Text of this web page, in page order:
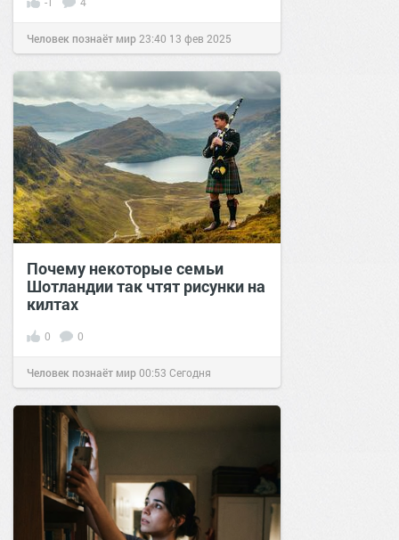
Человек познаёт мир 23:40 13 фев 2025
Почему некоторые семьи
Шотландии так чтят рисунки на
килтах
0 0
Человек познаёт мир00:53 Сегодня